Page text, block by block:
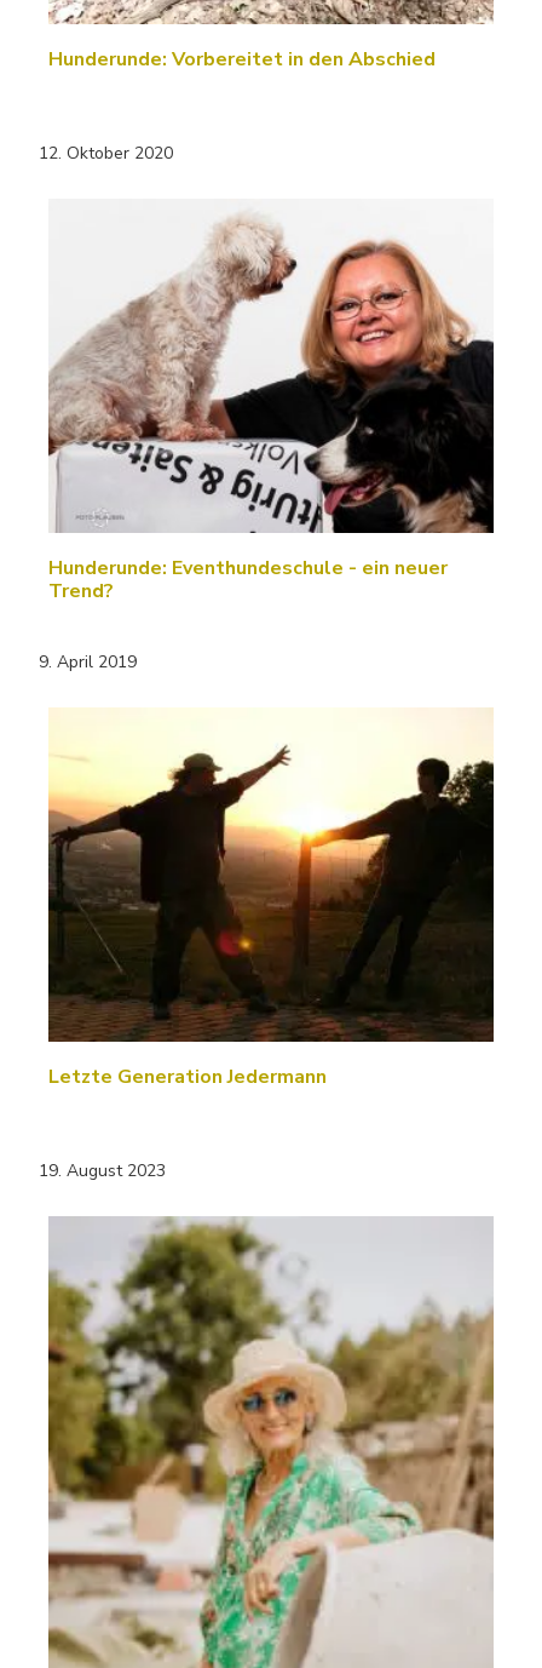
Hunderunde: Vorbereitet in den Abschied
12. Oktober 2020
Hunderunde: Eventhundeschule - ein neuer
Trend?
9. April 2019
Letzte Generation Jedermann
19. August 2023